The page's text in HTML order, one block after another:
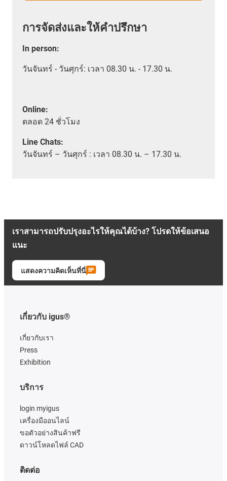
การจัดส่งและให้คำปรึกษา
In person:
วันจันทร์ - วันศุกร์: เวลา 08.30 น. - 17.30 น.
Online:
ตลอด 24 ชั่วโมง
Line Chats:
วันจันทร์ – วันศุกร์ : เวลา 08.30 น. – 17.30 น.
เราสามารถปรับปรุงอะไรให้คุณได้บ้าง? โปรดให้ข้อเสนอ
แนะ
แสดงความคิดเห็นที่นี่
เกี่ยวกับ igus®
เกี่ยวกับเรา
Press
Exhibition
บริการ
login myigus
เครื่องมืออนไลน์
ขอตัวอย่างสินค้าฟรี
ดาวน์โหลดไฟล์ CAD
ติดต่อ